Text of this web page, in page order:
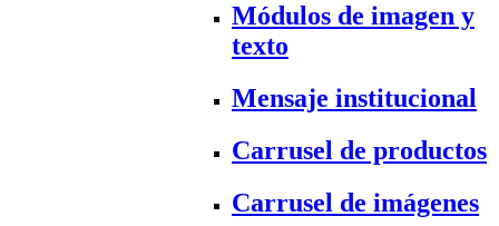
Módulos de imagen y
texto
Mensaje institucional
Carrusel de productos
Carrusel de imágenes